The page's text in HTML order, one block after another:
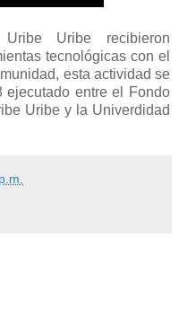
Uribe recibieron
tecnológicas con el
esta actividad se
ejecutado entre el Fondo
Uribe y la Univerdidad